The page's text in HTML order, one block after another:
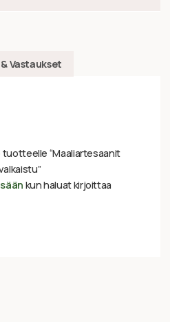
Vastaukset
“Maaliartesaanit
kun haluat kirjoittaa